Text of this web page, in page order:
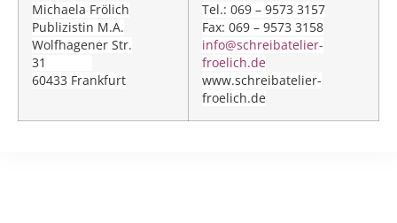
Michaela Frölich
Publizistin M.A.
Wolfhagener Str.
31
60433 Frankfurt
Tel.: 069 – 9573 3157
Fax: 069 – 9573 3158
info@schreibatelier-
froelich.de
www.schreibatelier-
froelich.de